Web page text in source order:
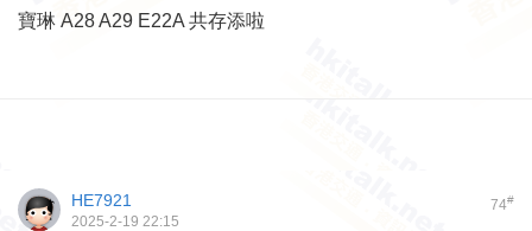
寶琳 A28 A29 E22A 共存添啦
74#
HE7921
2025-2-19 22:15